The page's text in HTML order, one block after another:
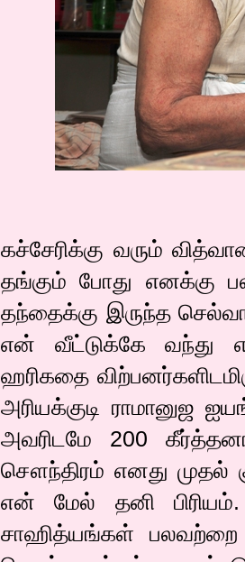
கச்சேரிக்கு வரும்
தங்கும் போது எனக்கு
தந்தைக்கு இருந்த
என் வீட்டுக்கே வந்து
ஹரிகதை
அரியக்குடி ராமானுஜ
அவரிடமே 200
சௌந்திரம் எனது முதல்
என் மேல் தனி
சாஹித்யங்கள்